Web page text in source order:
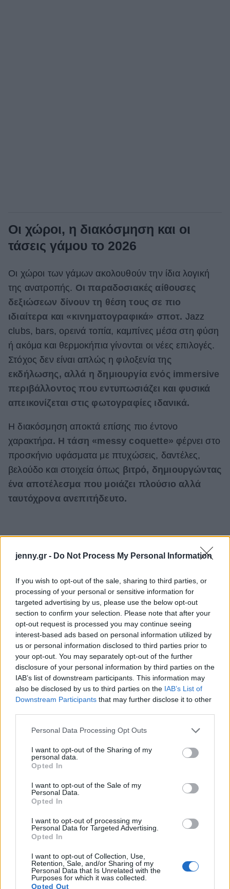
jenny.gr - Do Not Process My Personal Information
If you wish to opt-out of the sale, sharing to third parties, or
processing of your personal or sensitive information for
targeted advertising by us, please use the below opt-out
section to confirm your selection. Please note that after your
opt-out request is processed you may continue seeing
interest-based ads based on personal information utilized by
us or personal information disclosed to third parties prior to
your opt-out. You may separately opt-out of the further
disclosure of your personal information by third parties on the
IAB’s list of downstream participants. This information may
also be disclosed by us to third parties on the IAB’s List of
Downstream Participants that may further disclose it to other
Please note that this website/app uses one or more Google
not limited to your visit or usage behaviour. You may click to
grant or deny consent to Google and its third-party tags to
use your data for below specified purposes in below Google
consent section.
Personal Data Processing Opt Outs
I want to opt-out of the Sharing of my
personal data.
Opted In
I want to opt-out of the Sale of my
Personal Data.
Opted In
I want to opt-out of processing my
Personal Data for Targeted Advertising.
Opted In
I want to opt-out of Collection, Use,
Retention, Sale, and/or Sharing of my
Personal Data that Is Unrelated with the
Purposes for which it was collected.
Opted Out
Οι χώροι, η διακόσμηση και οι
τάσεις γάμου το 2026
Οι χώροι των γάμων ακολουθούν την ίδια λογική
της ανατροπής. Οι παραδοσιακές αίθουσες
δεξιώσεων δίνουν τη θέση τους σε πιο
ιδιαίτερα και «κινηματογραφικά» σποτ. Jazz
clubs, bars, ορεινά τοπία, καμπίνες μέσα στη φύση
ή ακόμα και θερμοκήπια γίνονται οι νέες επιλογές.
Στόχος δεν είναι απλώς η φιλοξενία της
εκδήλωσης, αλλά η δημιουργία ενός immersive
περιβάλλοντος που εντυπωσιάζει και φυσικά
απεικονίζεται στις φωτογραφίες ιδανικά.
Η διακόσμηση αποκτά επίσης πιο έντονο
χαρακτήρα. Η τάση «messy coquette» φέρνει στο
προσκήνιο υφάσματα με πτυχώσεις, δαντέλες,
βελούδο και στοιχεία όπως βιτρό, δημιουργώντας
ένα αποτέλεσμα που μοιάζει πλούσιο αλλά
ταυτόχρονα ανεπιτήδευτο.
Παράλληλα, η έννοια του «sensory styling»